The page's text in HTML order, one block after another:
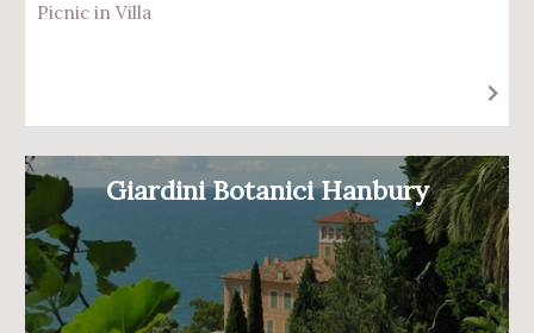
Picnic in Villa
Giardini Botanici Hanbury